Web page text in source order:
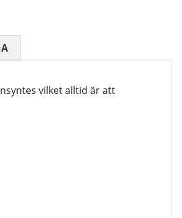
vilket alltid är att
0